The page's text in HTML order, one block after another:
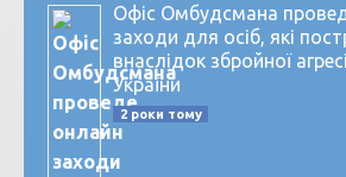
Офіс Омбудсмана
заходи для осіб, які
внаслідок збройної
України
2 роки тому